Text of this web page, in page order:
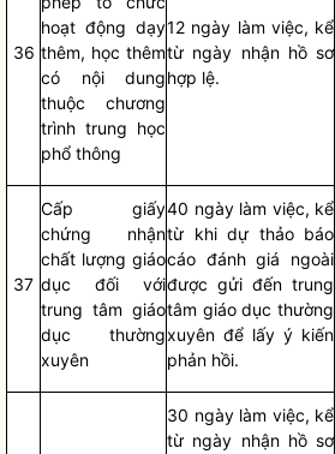
36
hoạt động dạy
thêm, học thêm
có nội dung
thuộc chương
trình trung học
phổ thông
12 ngày làm việc, kể
từ ngày nhận hồ sơ
hợp lệ.
37
Cấp giấy
chứng nhận
chất lượng giáo
dục đối với
trung tâm giáo
dục thường
xuyên
40 ngày làm việc, kể
từ khi dự thảo báo
cáo đánh giá ngoài
được gửi đến trung
tâm giáo dục thường
xuyên để lấy ý kiến
phản hồi.
30 ngày làm việc, kể
từ ngày nhận hồ sơ